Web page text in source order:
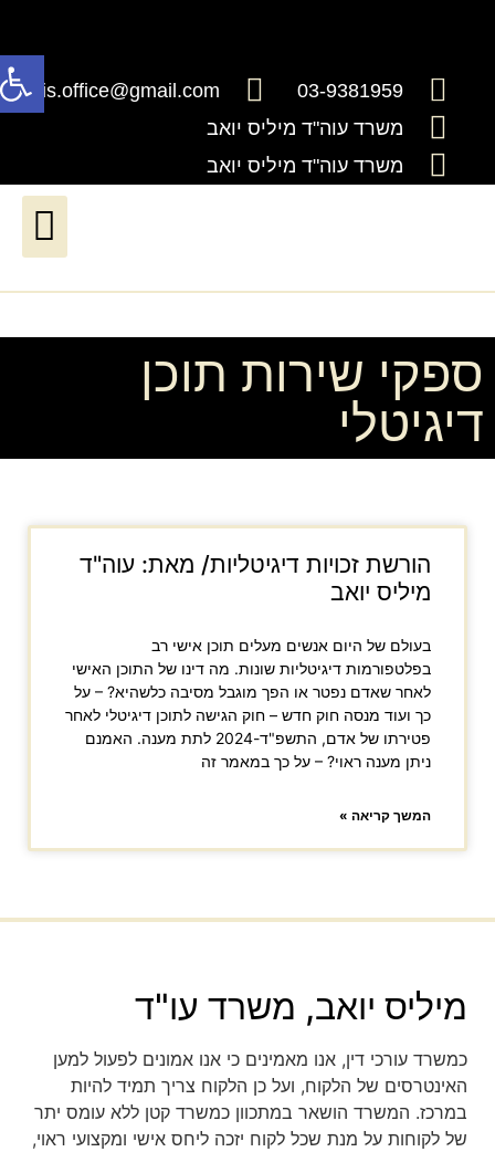
03-9381959
millis.office@gmail.com
משרד עוה"ד מיליס יואב
משרד עוה"ד מיליס יואב
ספקי שירות תוכן
דיגיטלי
הורשת זכויות דיגיטליות/ מאת: עוה"ד
מיליס יואב
בעולם של היום אנשים מעלים תוכן אישי רב
בפלטפורמות דיגיטליות שונות. מה דינו של התוכן האישי
לאחר שאדם נפטר או הפך מוגבל מסיבה כלשהיא? – על
כך ועוד מנסה חוק חדש – חוק הגישה לתוכן דיגיטלי לאחר
פטירתו של אדם, התשפ"ד-2024 לתת מענה. האמנם
ניתן מענה ראוי? – על כך במאמר זה
המשך קריאה »
מיליס יואב, משרד עו"ד
כמשרד עורכי דין, אנו מאמינים כי אנו אמונים לפעול למען
האינטרסים של הלקוח, ועל כן הלקוח צריך תמיד להיות
במרכז. המשרד הושאר במתכוון כמשרד קטן ללא עומס יתר
של לקוחות על מנת שכל לקוח יזכה ליחס אישי ומקצועי ראוי,